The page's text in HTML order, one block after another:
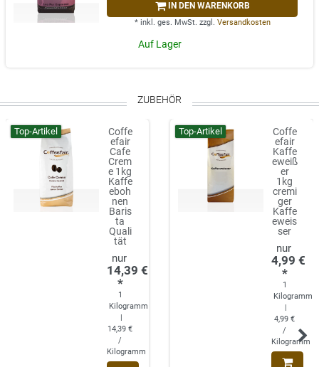
IN DEN WARENKORB
* inkl. ges. MwSt. zzgl. Versandkosten
Auf Lager
ZUBEHÖR
Top-Artikel
Coffe
efair
Cafe
Crem
e 1kg
Kaffe
eboh
nen
Baris
ta
Quali
tät
14,39 €
*
1
Kilogramm
14,39 €
/
Kilogramm
Top-Artikel
Coffe
efair
Kaffe
eweiß
er
1kg
cremi
ger
Kaffe
eweis
ser
4,99 €
*
1
Kilogramm
4,99 €
/
Kilogramm